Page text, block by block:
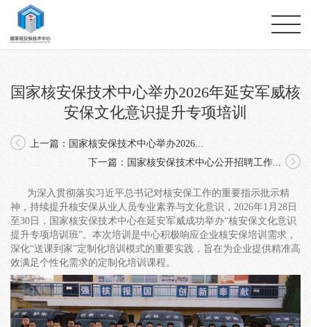
国家核安保技术中心举办2026年延安军威核
安保文化意识提升专项培训
上一篇：国家核安保技术中心举办2026...
下一篇：国家核安保技术中心公开招聘工作...
为深入贯彻落实习近平总书记对核安保工作的重要指示批示精
神，持续提升核安保从业人员专业素养与文化意识，2026年1月28日
至30日，国家核安保技术中心在延安军威成功举办“核安保文化意识
提升专项培训班”。本次培训是中心积极响应企业核安保培训需求，
深化“送课到家”定制化培训模式的重要实践，旨在为企业提供精准高
效满足个性化需求的定制化培训课程。